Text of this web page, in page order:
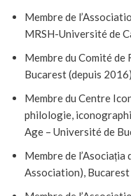
Membre de
MRSH-Université de
Membre du Comité de
Bucarest (depuis
Membre du Centre
philologie,
Age – Université de
Membre de
Association),